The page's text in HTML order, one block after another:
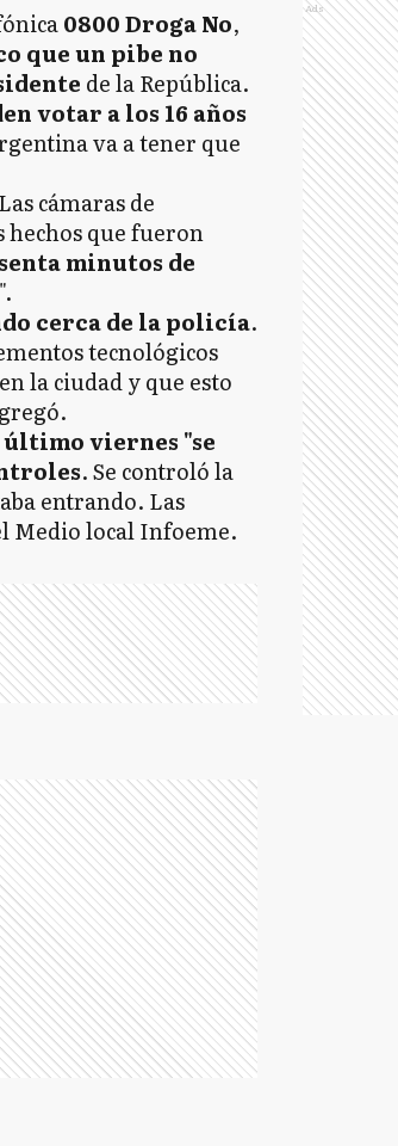
0800 Droga No,
que un pibe no
de la República.
votar a los 16 años
va a tener que
cámaras de
que fueron
minutos de
".
cerca de la policía.
tecnológicos
la ciudad y que esto
último viernes "se
. Se controló la
entrando. Las
Medio local Infoeme.
SM
VL
Ads